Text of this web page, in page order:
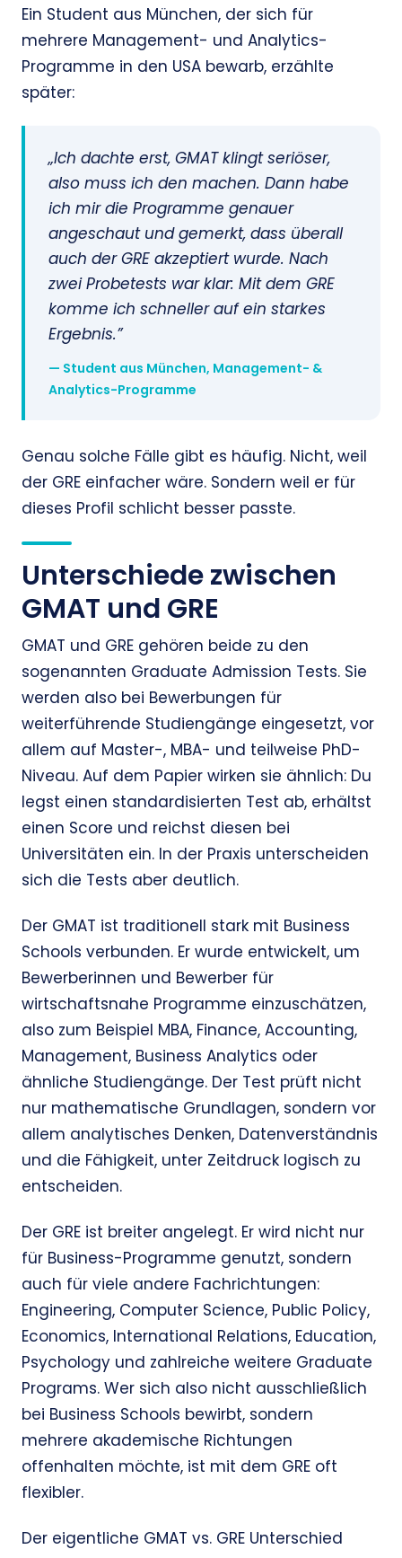
Ein Student aus München, der sich für
mehrere Management- und Analytics-
Programme in den USA bewarb, erzählte
später:
„Ich dachte erst, GMAT klingt seriöser,
also muss ich den machen. Dann habe
ich mir die Programme genauer
angeschaut und gemerkt, dass überall
auch der GRE akzeptiert wurde. Nach
zwei Probetests war klar: Mit dem GRE
komme ich schneller auf ein starkes
Ergebnis.”
— Student aus München, Management- &
Analytics-Programme
Genau solche Fälle gibt es häufig. Nicht, weil
der GRE einfacher wäre. Sondern weil er für
dieses Profil schlicht besser passte.
Unterschiede zwischen
GMAT und GRE
GMAT und GRE gehören beide zu den
sogenannten Graduate Admission Tests. Sie
werden also bei Bewerbungen für
weiterführende Studiengänge eingesetzt, vor
allem auf Master-, MBA- und teilweise PhD-
Niveau. Auf dem Papier wirken sie ähnlich: Du
legst einen standardisierten Test ab, erhältst
einen Score und reichst diesen bei
Universitäten ein. In der Praxis unterscheiden
sich die Tests aber deutlich.
Der GMAT ist traditionell stark mit Business
Schools verbunden. Er wurde entwickelt, um
Bewerberinnen und Bewerber für
wirtschaftsnahe Programme einzuschätzen,
also zum Beispiel MBA, Finance, Accounting,
Management, Business Analytics oder
ähnliche Studiengänge. Der Test prüft nicht
nur mathematische Grundlagen, sondern vor
allem analytisches Denken, Datenverständnis
und die Fähigkeit, unter Zeitdruck logisch zu
entscheiden.
Der GRE ist breiter angelegt. Er wird nicht nur
für Business-Programme genutzt, sondern
auch für viele andere Fachrichtungen:
Engineering, Computer Science, Public Policy,
Economics, International Relations, Education,
Psychology und zahlreiche weitere Graduate
Programs. Wer sich also nicht ausschließlich
bei Business Schools bewirbt, sondern
mehrere akademische Richtungen
offenhalten möchte, ist mit dem GRE oft
flexibler.
Der eigentliche GMAT vs. GRE Unterschied